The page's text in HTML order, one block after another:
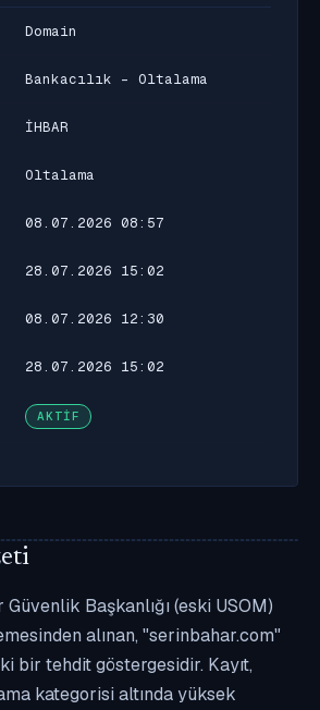
Domain
Bankacılık - Oltalama
İHBAR
Oltalama
08.07.2026 08:57
28.07.2026 15:02
08.07.2026 12:30
28.07.2026 15:02
AKTIF
Güvenlik Başkanlığı (eski USOM)
alınan, "serinbahar.com"
bir tehdit göstergesidir. Kayıt,
kategorisi altında yüksek